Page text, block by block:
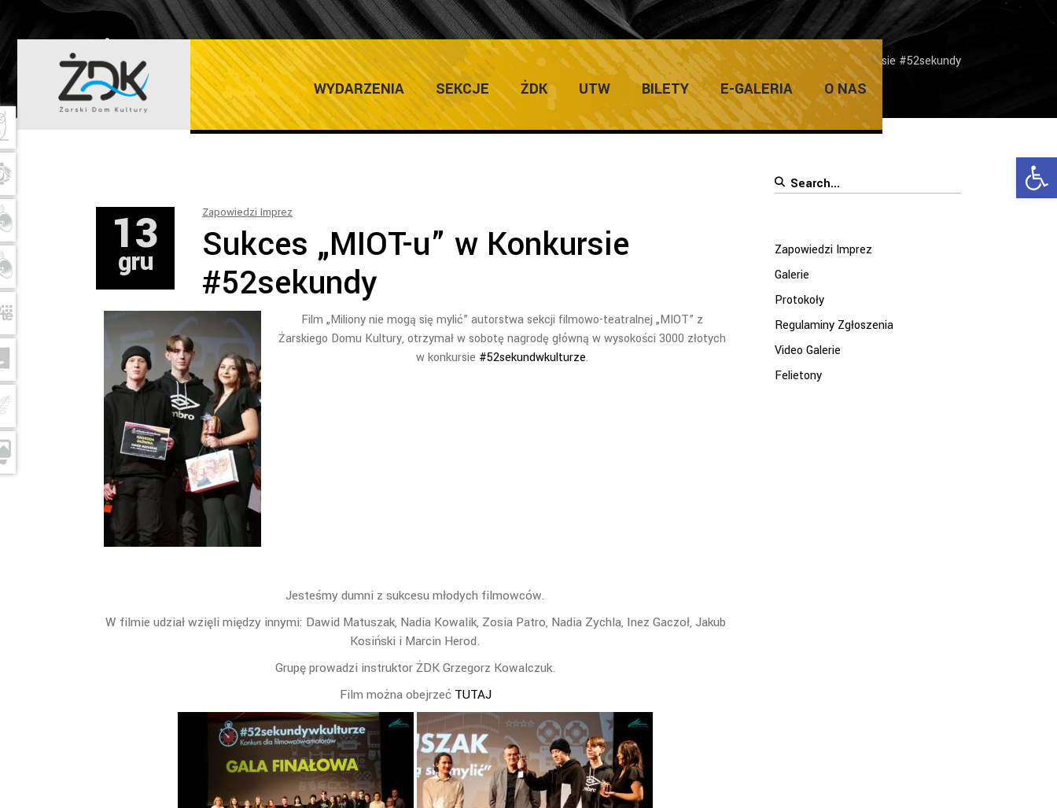
WYDARZENIA SEKCJE ŻDK UTW BILETY E-GALERIA O NAS
ŻARSKI DOM KULTURY Home/Zapowiedzi Imprez /Sukces „MIOT-u” w Konkursie #52sekundy
13
gru
Zapowiedzi Imprez
Sukces „MIOT-u” w Konkursie
#52sekundy
Film „Miliony nie mogą się mylić” autorstwa sekcji filmowo-teatralnej „MIOT” z
Żarskiego Domu Kultury, otrzymał w sobotę nagrodę główną w wysokości 3000 złotych
w konkursie #52sekundwkulturze.
Jesteśmy dumni z sukcesu młodych filmowców.
W filmie udział wzięli między innymi: Dawid Matuszak, Nadia Kowalik, Zosia Patro, Nadia Zychla, Inez Gaczoł, Jakub
Kosiński i Marcin Herod.
Grupę prowadzi instruktor ŻDK Grzegorz Kowalczuk.
Film można obejrzeć TUTAJ
Search
Zapowiedzi Imprez
Galerie
Protokoły
Regulaminy Zgłoszenia
Video Galerie
Felietony